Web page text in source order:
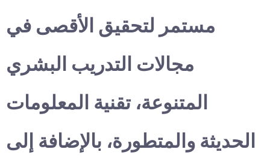
مستمر لتحقيق الأقصى في
مجالات التدريب البشري
المتنوعة، تقنية المعلومات
الحديثة والمتطورة، بالإضافة إلى